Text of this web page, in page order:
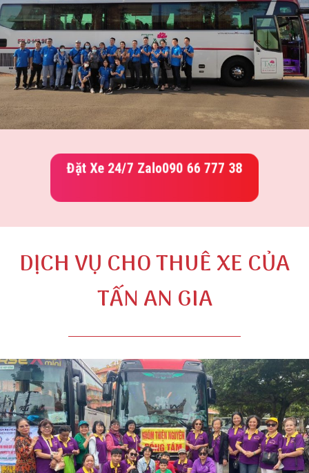
Đặt Xe 24/7 Zalo090 66 777 38
DỊCH VỤ CHO THUÊ XE CỦA
TẤN AN GIA